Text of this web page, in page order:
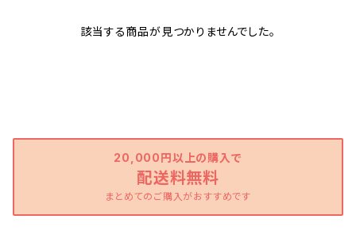
該当する商品が見つかりませんでした。
20,000円以上の購入で
配送料無料
まとめてのご購入がおすすめです